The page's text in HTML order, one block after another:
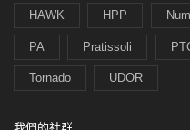
HAWK HPP
PA Pratissoli
Tornado UDOR